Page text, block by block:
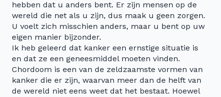
hebben dat u anders bent. Er zijn mensen op de
wereld die net als u zijn, dus maak u geen zorgen.
U voelt zich misschien anders, maar u bent op uw
eigen manier bijzonder.
Ik heb geleerd dat kanker een ernstige situatie is
en dat ze een geneesmiddel moeten vinden.
Chordoom is een van de zeldzaamste vormen van
kanker die er zijn, waarvan meer dan de helft van
de wereld niet eens weet dat het bestaat. Hoewel